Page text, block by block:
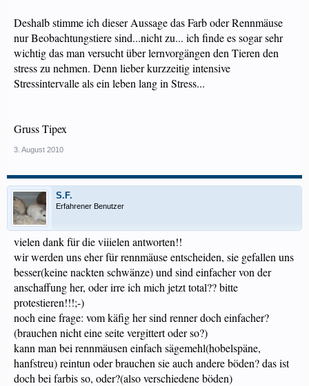
Deshalb stimme ich dieser Aussage das Farb oder Rennmäuse
nur Beobachtungstiere sind...nicht zu... ich finde es sogar sehr
wichtig das man versucht über lernvorgängen den Tieren den
stress zu nehmen. Denn lieber kurzzeitig intensive
Stressintervalle als ein leben lang in Stress...
Gruss Tipex
3. August 2010
S.F.
Erfahrener Benutzer
vielen dank für die viiielen antworten!!
wir werden uns eher für rennmäuse entscheiden, sie gefallen uns
besser(keine nackten schwänze) und sind einfacher von der
anschaffung her, oder irre ich mich jetzt total?? bitte
protestieren!!!;-)
noch eine frage: vom käfig her sind renner doch einfacher?
(brauchen nicht eine seite vergittert oder so?)
kann man bei rennmäusen einfach sägemehl(hobelspäne,
hanfstreu) reintun oder brauchen sie auch andere böden? das ist
doch bei farbis so, oder?(also verschiedene böden)